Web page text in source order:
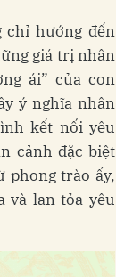
chỉ hướng đến
giá trị nhân
ái” của con
ý nghĩa nhân
kết nối yêu
cảnh đặc biệt
phong trào ấy,
và lan tỏa yêu